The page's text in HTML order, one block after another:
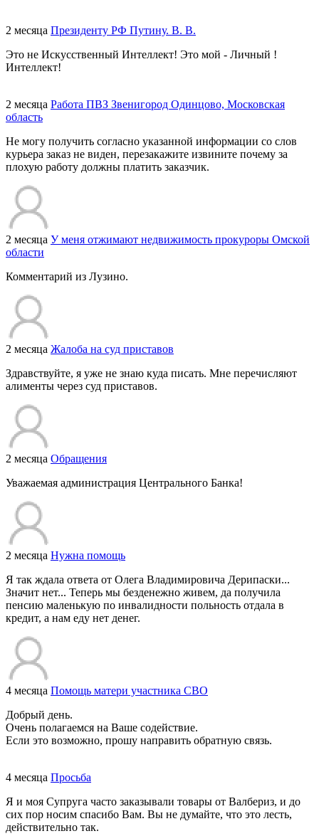
2 месяца Президенту РФ Путину. В. В.
Это не Искусственный Интеллект! Это мой - Личный !
Интеллект!
2 месяца Работа ПВЗ Звенигород Одинцово, Московская
область
Не могу получить согласно указанной информации со слов
курьера заказ не виден, перезакажите извините почему за
плохую работу должны платить заказчик.
2 месяца У меня отжимают недвижимость прокуроры Омской
области
Комментарий из Лузино.
2 месяца Жалоба на суд приставов
Здравствуйте, я уже не знаю куда писать. Мне перечисляют
алименты через суд приставов.
2 месяца Обращения
Уважаемая администрация Центрального Банка!
2 месяца Нужна помощь
Я так ждала ответа от Олега Владимировича Дерипаски...
Значит нет... Теперь мы безденежно живем, да получила
пенсию маленькую по инвалидности польность отдала в
кредит, а нам еду нет денег.
4 месяца Помощь матери участника СВО
Добрый день.
Очень полагаемся на Ваше содействие.
Если это возможно, прошу направить обратную связь.
4 месяца Просьба
Я и моя Супруга часто заказывали товары от Валбериз, и до
сих пор носим спасибо Вам. Вы не думайте, что это лесть,
действительно так.